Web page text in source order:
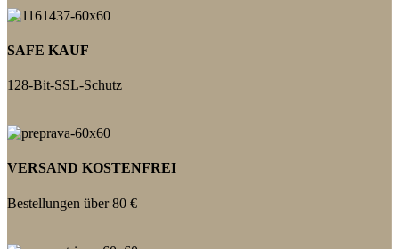
SAFE KAUF
128-Bit-SSL-Schutz
VERSAND KOSTENFREI
Bestellungen über 80 €